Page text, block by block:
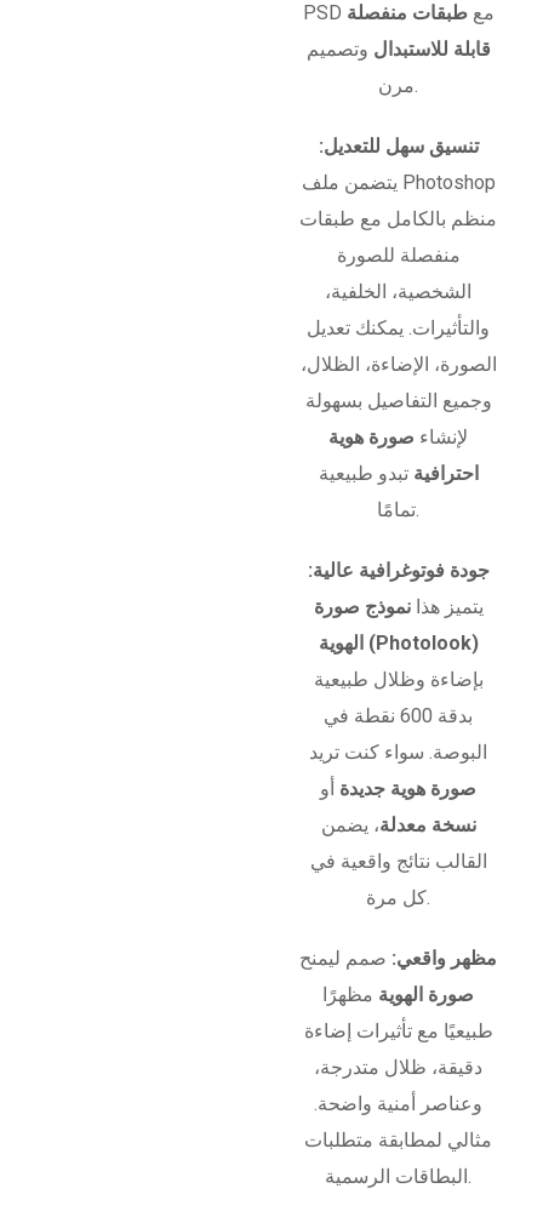
PSD معطبقات منفصلة
قابلة للاستبدال وتصميم
مرن.
تنسيق سهل للتعديل:
يتضمن ملف Photoshop
منظم بالكامل مع طبقات
منفصلة للصورة
الشخصية، الخلفية،
والتأثيرات. يمكنك تعديل
الصورة، الإضاءة، الظلال،
وجميع التفاصيل بسهولة
لإنشاء صورة هوية
احترافية تبدو طبيعية
تمامًا.
جودة فوتوغرافية عالية:
يتميز هذانموذج صورة
الهوية (Photolook)
بإضاءة وظلال طبيعية
بدقة 600 نقطة في
البوصة. سواء كنت تريد
صورة هوية جديدة أو
نسخة معدلة، يضمن
القالب نتائج واقعية في
كل مرة.
مظهر واقعي: صمم ليمنح
صورة الهوية مظهرًا
طبيعيًا مع تأثيرات إضاءة
دقيقة، ظلال متدرجة،
وعناصر أمنية واضحة.
مثالي لمطابقة متطلبات
البطاقات الرسمية.